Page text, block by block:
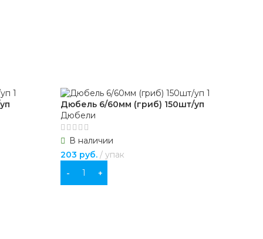
Дюбель 6/60мм (гриб) 150шт/уп
Дюбели
В наличии
203 руб. упак
В КОРЗИНУ